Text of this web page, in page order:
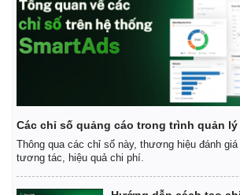
Các chỉ số quảng cáo trong trình quản lý
Thông qua các chỉ số này, thương hiệu đánh
tương tác, hiệu quả chi phí.